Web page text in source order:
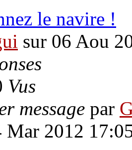
le navire !
sur 06 Aou
Vus
message par
Mar 2012